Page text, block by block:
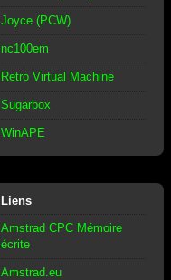
Joyce (PCW)
nc100em
Retro Virtual Machine
Sugarbox
WinAPE
Liens
Amstrad CPC Mémoire
écrite
Amstrad.eu